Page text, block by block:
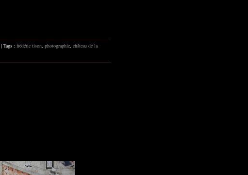
| Tags : frédéric tison, photographie, château de la